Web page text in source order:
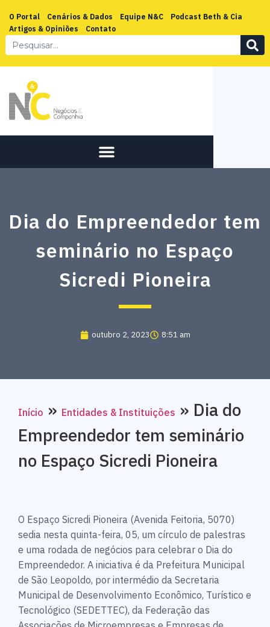
O Portal Cenários & Dados Equipe N&C
Podcast Beth & Cia
Artigos & Opiniões
Contato
Dia do Empreendedor tem
seminário no Espaço
Sicredi Pioneira
outubro 2, 2023 8:51 am
Início » Entidades & Instituições » Dia do
Empreendedor tem seminário
no Espaço Sicredi Pioneira
O Espaço Sicredi Pioneira (Avenida Feitoria, 5070)
sedia nesta quinta-feira, 05, um círculo de palestras
e uma rodada de negócios para celebrar o Dia do
Empreendedor. A iniciativa é da Prefeitura Municipal
de São Leopoldo, por intermédio da Secretaria
Municipal de Desenvolvimento Econômico, Turístico e
Tecnológico (SEDETTEC), da Federação das